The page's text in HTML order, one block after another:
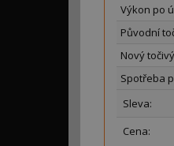
Výkon po
Původní
Nový
Spotřeba
Sleva:
Cena: